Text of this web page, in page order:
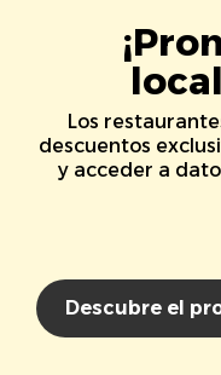
Los
descuentos
y acceder a
Descubre el